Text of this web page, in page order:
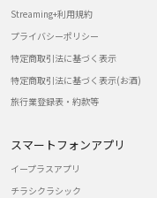
Streaming+利用規約
プライバシーポリシー
特定商取引法に基づく表示
特定商取引法に基づく表示(お酒)
旅行業登録表・約款等
スマートフォンアプリ
イープラスアプリ
チラシクラシック